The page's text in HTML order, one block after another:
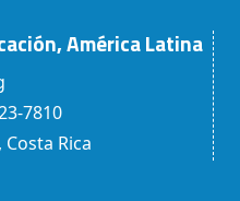
América Latina
7810
Costa Rica